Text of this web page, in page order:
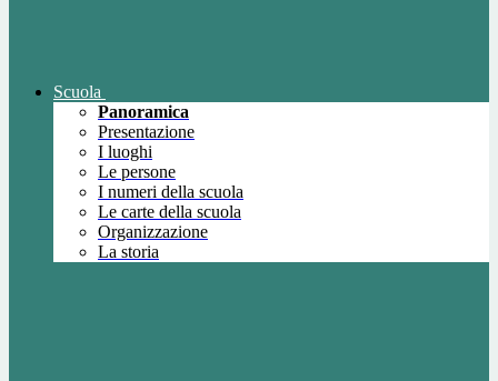
Scuola
Panoramica
Presentazione
I luoghi
Le persone
I numeri della scuola
Le carte della scuola
Organizzazione
La storia